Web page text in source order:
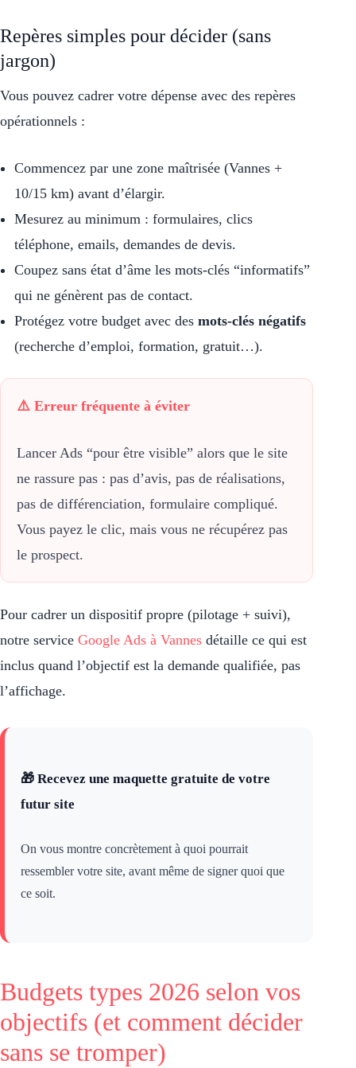
Repères simples pour décider (sans
jargon)
Vous pouvez cadrer votre dépense avec des repères
opérationnels :
Commencez par une zone maîtrisée (Vannes +
10/15 km) avant d’élargir.
Mesurez au minimum : formulaires, clics
téléphone, emails, demandes de devis.
Coupez sans état d’âme les mots-clés “informatifs”
qui ne génèrent pas de contact.
Protégez votre budget avec des mots-clés négatifs
(recherche d’emploi, formation, gratuit…).
⚠️ Erreur fréquente à éviter
Lancer Ads “pour être visible” alors que le site
ne rassure pas : pas d’avis, pas de réalisations,
pas de différenciation, formulaire compliqué.
Vous payez le clic, mais vous ne récupérez pas
le prospect.
Pour cadrer un dispositif propre (pilotage + suivi),
notre service Google Ads à Vannes détaille ce qui est
inclus quand l’objectif est la demande qualifiée, pas
l’affichage.
🎁 Recevez une maquette gratuite de votre
futur site
On vous montre concrètement à quoi pourrait
ressembler votre site, avant même de signer quoi que
ce soit.
Budgets types 2026 selon vos
objectifs (et comment décider
sans se tromper)